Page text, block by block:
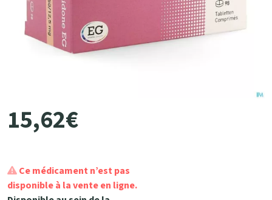
15,62€
Ce médicament n’est pas
disponible à la vente en ligne.